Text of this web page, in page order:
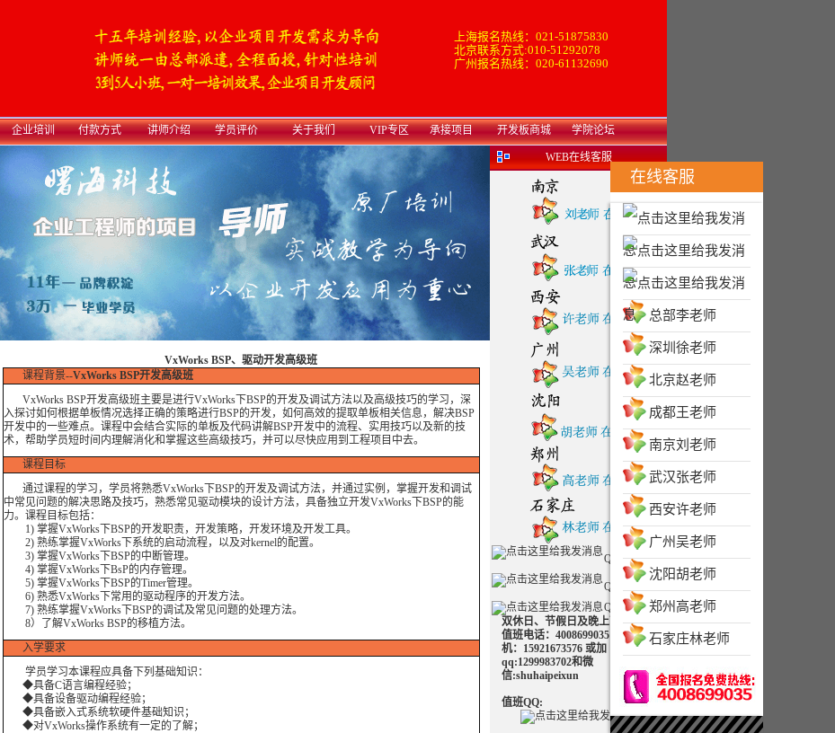
上海报名热线：021-51875830
北京联系方式:010-51292078
广州报名热线：020-61132690
企业培训 付款方式 讲师介绍 学员评价 关于我们 VIP专区 承接项目 开发板商城 学院论坛
WEB在线客服
QQ客服一
QQ客服二
QQ客服三
双休日、节假日及晚上可致电
值班电话：4008699035 值班手
机：15921673576 或加
qq:1299983702和微
信:shuhaipeixun
值班QQ:
VxWorks BSP、 驱动开发高级班
课程背景--VxWorks BSP开发高级班
VxWorks BSP开发高级班主要是进行VxWorks下BSP的开发及调试方法以及高级技巧的学习，深
入探讨如何根据单板情况选择正确的策略进行BSP的开发，如何高效的提取单板相关信息，解决BSP
开发中的一些难点。课程中会结合实际的单板及代码讲解BSP开发中的流程、实用技巧以及新的技
术，帮助学员短时间内理解消化和掌握这些高级技巧，并可以尽快应用到工程项目中去。
课程目标
通过课程的学习，学员将熟悉VxWorks下BSP的开发及调试方法，并通过实例，掌握开发和调试
中常见问题的解决思路及技巧，熟悉常见驱动模块的设计方法，具备独立开发VxWorks下BSP的能
力。课程目标包括：
1) 掌握VxWorks下BSP的开发职责，开发策略，开发环境及开发工具。
2) 熟练掌握VxWorks下系统的启动流程，以及对kernel的配置。
3) 掌握VxWorks下BSP的中断管理。
4) 掌握VxWorks下BsP的内存管理。
5) 掌握VxWorks下BSP的Timer管理。
6) 熟悉VxWorks下常用的驱动程序的开发方法。
7) 熟练掌握VxWorks下BSP的调试及常见问题的处理方法。
8）了解VxWorks BSP的移植方法。
入学要求
学员学习本课程应具备下列基础知识：
◆具备C语言编程经验；
◆具备设备驱动编程经验；
◆具备嵌入式系统软硬件基础知识；
◆对VxWorks操作系统有一定的了解；
在线客服
总部李老师
深圳徐老师
北京赵老师
成都王老师
南京刘老师
武汉张老师
西安许老师
广州吴老师
沈阳胡老师
郑州高老师
石家庄林老师